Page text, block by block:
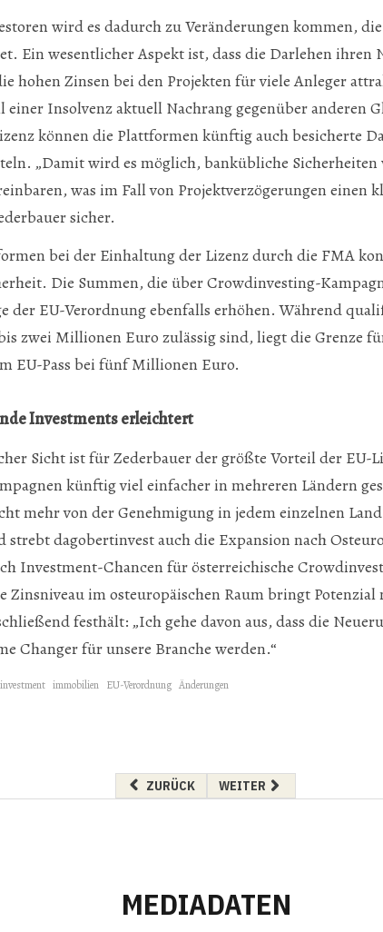
wird es dadurch zu Veränderungen kommen,
Ein wesentlicher Aspekt ist, dass die Darlehen ihren
hohen Zinsen bei den Projekten für viele Anleger
einer Insolvenz aktuell Nachrang gegenüber anderen
können die Plattformen künftig auch besicherte
„Damit wird es möglich, bankübliche Sicherheiten
was im Fall von Projektverzögerungen einen
sicher.
bei der Einhaltung der Lizenz durch die FMA
Die Summen, die über Crowdinvesting-
der EU-Verordnung ebenfalls erhöhen. Während
zwei Millionen Euro zulässig sind, liegt die Grenze
EU-Pass bei fünf Millionen Euro.
Investments erleichtert
Sicht ist für Zederbauer der größte Vorteil der EU-
künftig viel einfacher in mehreren Ländern
mehr von der Genehmigung in jedem einzelnen
strebt dagobertinvest auch die Expansion nach
Investment-Chancen für österreichische
Zinsniveau im osteuropäischen Raum bringt Potenzial
festhält: „Ich gehe davon aus, dass die
Changer für unsere Branche werden.“
investment immobilien EU-Verordnung Änderungen
VORHERIGER BEITRAG: ETHOUSE-AWARD
ZURÜCK NÄCHSTER BEITRAG:
WEITER
MEDIADATEN